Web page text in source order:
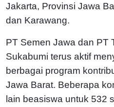
Jakarta, Provinsi Jawa
dan Karawang.
PT Semen Jawa dan PT
Sukabumi terus aktif
berbagai program
Jawa Barat. Beberapa
lain beasiswa untuk 532